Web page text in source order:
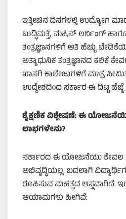
ಇತ್ತೀಚಿನ ದಿನಗಳಲ್ಲಿ ಉದ್ಯೋಗ
ಬುದ್ಧಿಮತ್ತೆ, ಮಷಿನ್ ಲರ್ನಿಂಗ್ ಹಾಗೂ
ತಂತ್ರಜ್ಞಾನಗಳಿಗೆ ಅತಿ ಹೆಚ್ಚು
ಅತ್ಯಾಧುನಿಕ ತಂತ್ರಜ್ಞಾನದ ಕಲಿಕೆ
ಖಾಸಗಿ ಕಾಲೇಜುಗಳಿಗೆ ಮಾತ್ರ
ಉದ್ದೇಶದಿಂದ ಸರ್ಕಾರ ಈ ದಿಟ್ಟ ಹೆಜ್ಜೆ
ಶೈಕ್ಷಣಿಕ ವಿಶ್ಲೇಷಣೆ: ಈ
ಲಾಭಗಳೇನು?
ಸರ್ಕಾರದ ಈ ಯೋಜನೆಯು
ಅಭಿವೃದ್ಧಿಯಲ್ಲ, ಬದಲಾಗಿ
ರೂಪಿಸುವ ಮಹತ್ವದ ಅಸ್ತ್ರವಾಗಿದೆ.
ಆಯಾಮಗಳು ಹೀಗಿವೆ: